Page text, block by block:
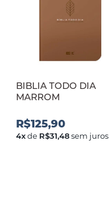
BIBLIA TODO DIA
MARROM
R$125,90
4xde R$31,48sem juros